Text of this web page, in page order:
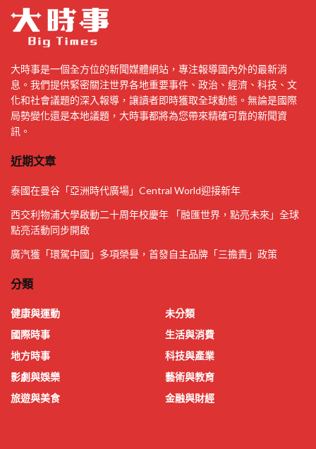
大時事是一個全方位的新聞媒體網站，專注報導國內外的最新消
息。我們提供緊密關注世界各地重要事件、政治、經濟、科技、文
化和社會議題的深入報導，讓讀者即時獲取全球動態。無論是國際
局勢變化還是本地議題，大時事都將為您帶來精確可靠的新聞資
訊。
近期文章
泰國在曼谷「亞洲時代廣場」Central World迎接新年
西交利物浦大學啟動二十周年校慶年 「融匯世界，點亮未來」全球
點亮活動同步開啟
廣汽獲「環駕中國」多項榮譽，首發自主品牌「三擔責」政策
分類
健康與運動
國際時事
地方時事
影劇與娛樂
旅遊與美食
未分類
生活與消費
科技與產業
藝術與教育
金融與財經